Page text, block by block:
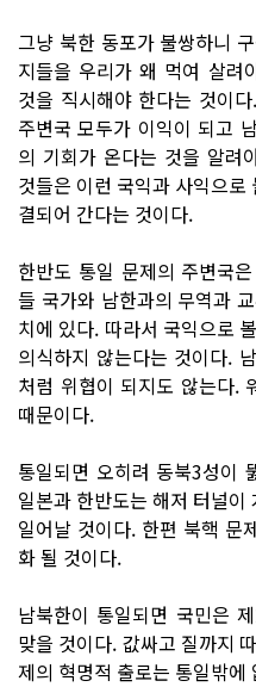
그냥 북한 동포가 불쌍하니
지들을 우리가 왜 먹여 살려
것을 직시해야 한다는 것이
주변국 모두가 이익이 되고
의 기회가 온다는 것을 알려
것들은 이런 국익과 사익으
결되어 간다는 것이다.
한반도 통일 문제의 주변국
들 국가와 남한과의 무역과
치에 있다. 따라서 국익으로
의식하지 않는다는 것이다.
처럼 위협이 되지도 않는다.
때문이다.
통일되면 오히려 동북3성이
일본과 한반도는 해저 터널
일어날 것이다. 한편 북핵 문
화 될 것이다.
남북한이 통일되면 국민은
맞을 것이다. 값싸고 질까지
제의 혁명적 출로는 통일밖에